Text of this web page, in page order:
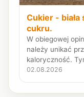
Cukier -
cukru.
W obiegowej
należy unikać
kaloryczność.
02.08.2026